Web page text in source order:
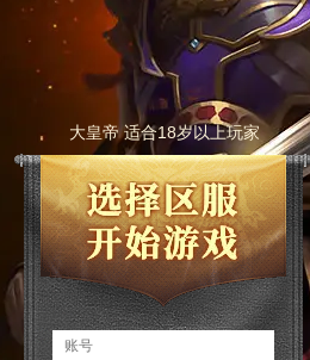
大皇帝 适合18岁以上玩家